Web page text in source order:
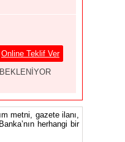
Online Teklif Ver
metni, gazete ilanı,
herhangi bir